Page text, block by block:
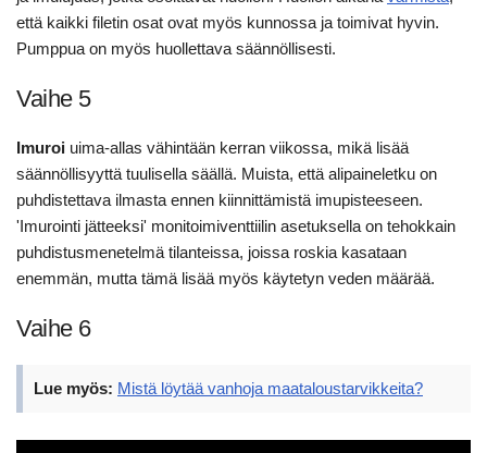
että kaikki filetin osat ovat myös kunnossa ja toimivat hyvin.
Pumppua on myös huollettava säännöllisesti.
Vaihe 5
Imuroi uima-allas vähintään kerran viikossa, mikä lisää
säännöllisyyttä tuulisella säällä. Muista, että alipaineletku on
puhdistettava ilmasta ennen kiinnittämistä imupisteeseen.
'Imurointi jätteeksi' monitoimiventtiilin asetuksella on tehokkain
puhdistusmenetelmä tilanteissa, joissa roskia kasataan
enemmän, mutta tämä lisää myös käytetyn veden määrää.
Vaihe 6
Lue myös: Mistä löytää vanhoja maataloustarvikkeita?